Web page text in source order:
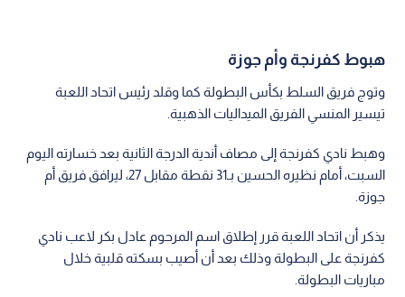
هبوط كفرنجة وأم جوزة
وتوج فريق السلط بكأس البطولة كما وقلد رئيس اتحاد اللعبة
تيسير المنسي الفريق الميداليات الذهبية.
وهبط نادي كفرنجة إلى مصاف أندية الدرجة الثانية بعد خسارته اليوم
السبت، أمام نظيره الحسين بـ31 نقطة مقابل 27، ليرافق فريق أم
جوزة.
يذكر أن اتحاد اللعبة قرر إطلاق اسم المرحوم عادل بكر لاعب نادي
كفرنجة على البطولة وذلك بعد أن أصيب بسكته قلبية خلال
مباريات البطولة.